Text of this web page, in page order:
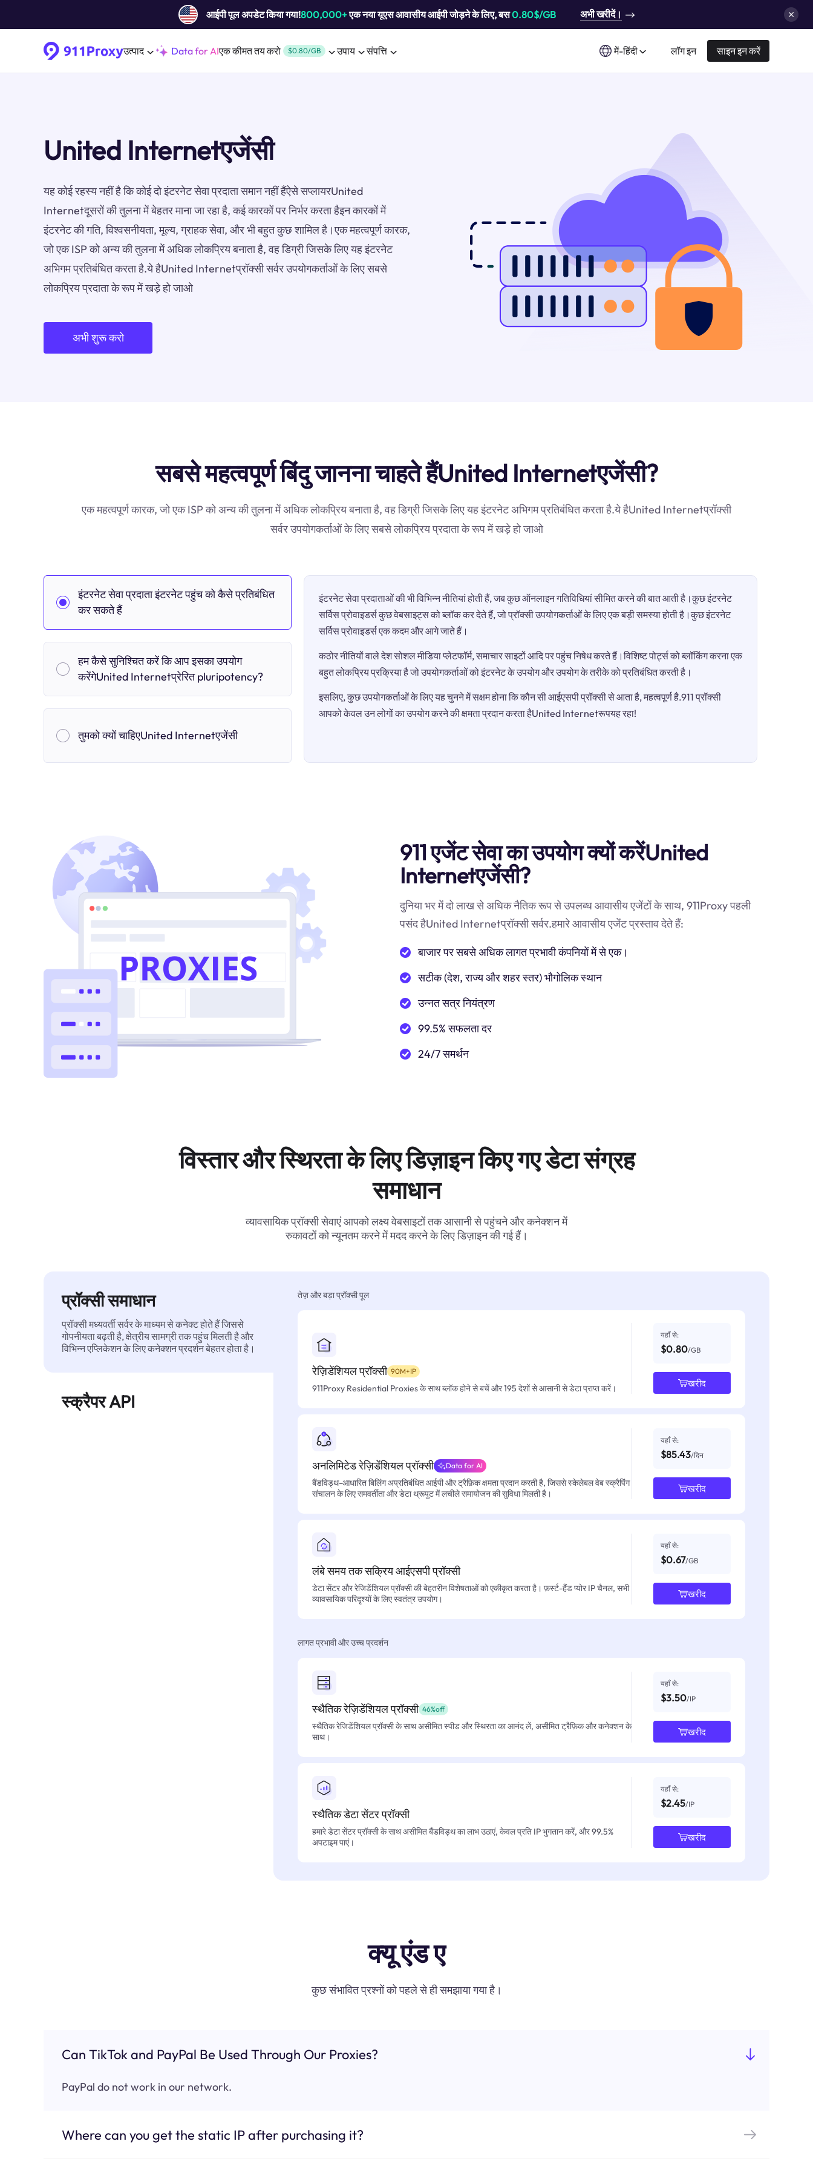
आईपी ​​पूल अपडेट किया गया!800,000+एक नया यूएस आवासीय आईपी जोड़ने के लिए, बस0.80$/GB अभी खरीदें।
उत्पाद Data for AIएक कीमत तय करो $0.80/GB उपाय संपत्ति में-हिंदी लॉग इन साइन इन करें
United Internetएजेंसी
यह कोई रहस्य नहीं है कि कोई दो इंटरनेट सेवा प्रदाता समान नहीं हैंऐसे सप्लायरUnited
Internetदूसरों की तुलना में बेहतर माना जा रहा है, कई कारकों पर निर्भर करता हैइन कारकों में
इंटरनेट की गति, विश्वसनीयता, मूल्य, ग्राहक सेवा, और भी बहुत कुछ शामिल है।एक महत्वपूर्ण कारक,
जो एक ISP को अन्य की तुलना में अधिक लोकप्रिय बनाता है, वह डिग्री जिसके लिए यह इंटरनेट
अभिगम प्रतिबंधित करता है.ये हैUnited Internetप्रॉक्सी सर्वर उपयोगकर्ताओं के लिए सबसे
लोकप्रिय प्रदाता के रूप में खड़े हो जाओ
अभी शुरू करो
सबसे महत्वपूर्ण बिंदु जानना चाहते हैंUnited Internetएजेंसी?
एक महत्वपूर्ण कारक, जो एक ISP को अन्य की तुलना में अधिक लोकप्रिय बनाता है, वह डिग्री जिसके लिए यह इंटरनेट अभिगम प्रतिबंधित करता है.ये हैUnited Internetप्रॉक्सी
सर्वर उपयोगकर्ताओं के लिए सबसे लोकप्रिय प्रदाता के रूप में खड़े हो जाओ
इंटरनेट सेवा प्रदाता इंटरनेट पहुंच को कैसे प्रतिबंधित
कर सकते हैं
हम कैसे सुनिश्चित करें कि आप इसका उपयोग
करेंगेUnited Internetप्रेरित pluripotency?
तुमको क्यों चाहिएUnited Internetएजेंसी
इंटरनेट सेवा प्रदाताओं की भी विभिन्न नीतियां होती हैं, जब कुछ ऑनलाइन गतिविधियां सीमित करने की बात आती है।कुछ इंटरनेट
सर्विस प्रोवाइडर्स कुछ वेबसाइट्स को ब्लॉक कर देते हैं, जो प्रॉक्सी उपयोगकर्ताओं के लिए एक बड़ी समस्या होती है।कुछ इंटरनेट
सर्विस प्रोवाइडर्स एक कदम और आगे जाते हैं।
कठोर नीतियों वाले देश सोशल मीडिया प्लेटफॉर्म, समाचार साइटों आदि पर पहुंच निषेध करते हैं।विशिष्ट पोर्ट्स को ब्लॉकिंग करना एक
बहुत लोकप्रिय प्रक्रिया है जो उपयोगकर्ताओं को इंटरनेट के उपयोग और उपयोग के तरीके को प्रतिबंधित करती है।
इसलिए, कुछ उपयोगकर्ताओं के लिए यह चुनने में सक्षम होना कि कौन सी आईएसपी प्रॉक्सी से आता है, महत्वपूर्ण है.911 प्रॉक्सी
आपको केवल उन लोगों का उपयोग करने की क्षमता प्रदान करता हैUnited Internetरूपयह रहा!
911 एजेंट सेवा का उपयोग क्यों करेंUnited
Internetएजेंसी?
दुनिया भर में दो लाख से अधिक नैतिक रूप से उपलब्ध आवासीय एजेंटों के साथ, 911Proxy पहली
पसंद हैUnited Internetप्रॉक्सी सर्वर.हमारे आवासीय एजेंट प्रस्ताव देते हैं:
बाजार पर सबसे अधिक लागत प्रभावी कंपनियों में से एक।
सटीक (देश, राज्य और शहर स्तर) भौगोलिक स्थान
उन्नत सत्र नियंत्रण
99.5% सफलता दर
24/7 समर्थन
विस्तार और स्थिरता के लिए डिज़ाइन किए गए डेटा संग्रह
समाधान
व्यावसायिक प्रॉक्सी सेवाएं आपको लक्ष्य वेबसाइटों तक आसानी से पहुंचने और कनेक्शन में
रुकावटों को न्यूनतम करने में मदद करने के लिए डिज़ाइन की गई हैं।
प्रॉक्सी समाधान
प्रॉक्सी मध्यवर्ती सर्वर के माध्यम से कनेक्ट होते हैं जिससे
गोपनीयता बढ़ती है, क्षेत्रीय सामग्री तक पहुंच मिलती है और
विभिन्न एप्लिकेशन के लिए कनेक्शन प्रदर्शन बेहतर होता है।
स्क्रैपर API
तेज़ और बड़ा प्रॉक्सी पूल
रेज़िडेंशियल प्रॉक्सी 90M+IP
911Proxy Residential Proxies के साथ ब्लॉक होने से बचें और 195 देशों से आसानी से डेटा प्राप्त करें।
यहाँ से:
$0.80/GB
खरीद
अनलिमिटेड रेज़िडेंशियल प्रॉक्सी Data for AI
बैंडविड्थ-आधारित बिलिंग अप्रतिबंधित आईपी और ट्रैफ़िक क्षमता प्रदान करती है, जिससे स्केलेबल वेब स्क्रैपिंग
संचालन के लिए समवर्तीता और डेटा थ्रूपुट में लचीले समायोजन की सुविधा मिलती है।
यहाँ से:
$85.43/दिन
खरीद
लंबे समय तक सक्रिय आईएसपी प्रॉक्सी
डेटा सेंटर और रेजिडेंशियल प्रॉक्सी की बेहतरीन विशेषताओं को एकीकृत करता है। फ़र्स्ट-हैंड प्योर IP चैनल, सभी
व्यावसायिक परिदृश्यों के लिए स्वतंत्र उपयोग।
यहाँ से:
$0.67/GB
खरीद
लागत प्रभावी और उच्च प्रदर्शन
स्थैतिक रेज़िडेंशियल प्रॉक्सी 46%off
स्थैतिक रेजिडेंशियल प्रॉक्सी के साथ असीमित स्पीड और स्थिरता का आनंद लें, असीमित ट्रैफ़िक और कनेक्शन के
साथ।
यहाँ से:
$3.50/IP
खरीद
स्थैतिक डेटा सेंटर प्रॉक्सी
हमारे डेटा सेंटर प्रॉक्सी के साथ असीमित बैंडविड्थ का लाभ उठाएं, केवल प्रति IP भुगतान करें, और 99.5%
अपटाइम पाएं।
यहाँ से:
$2.45/IP
खरीद
क्यू एंड ए
कुछ संभावित प्रश्नों को पहले से ही समझाया गया है।
Can TikTok and PayPal Be Used Through Our Proxies?
PayPal do not work in our network.
Where can you get the static IP after purchasing it?